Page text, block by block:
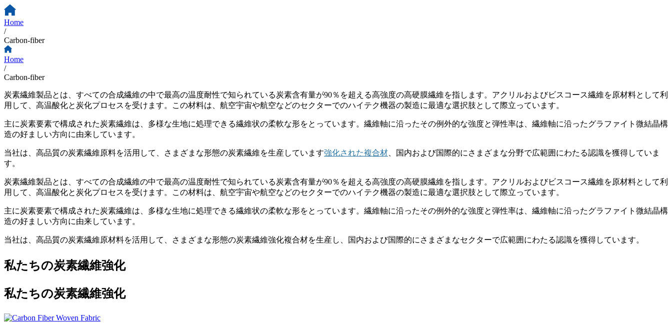
Home
/
Carbon-fiber
Home
/
Carbon-fiber
炭素繊維製品とは、すべての合成繊維の中で最高の温度耐性で知られている炭素含有量が90％を超える高強度の高硬膜繊維を指します。アクリルおよびビスコース繊維を原材料として利
用して、高温酸化と炭化プロセスを受けます。この材料は、航空宇宙や航空などのセクターでのハイテク機器の製造に最適な選択肢として際立っています。
主に炭素要素で構成された炭素繊維は、多様な生地に処理できる繊維状の柔軟な形をとっています。繊維軸に沿ったその例外的な強度と弾性率は、繊維軸に沿ったグラファイト微結晶構
造の好ましい方向に由来しています。
当社は、高品質の炭素繊維原料を活用して、さまざまな形態の炭素繊維を生産しています強化された複合材 、国内および国際的にさまざまな分野で広範囲にわたる認識を獲得していま
す。
炭素繊維製品とは、すべての合成繊維の中で最高の温度耐性で知られている炭素含有量が90％を超える高強度の高硬膜繊維を指します。アクリルおよびビスコース繊維を原材料として利
用して、高温酸化と炭化プロセスを受けます。この材料は、航空宇宙や航空などのセクターでのハイテク機器の製造に最適な選択肢として際立っています。
主に炭素要素で構成された炭素繊維は、多様な生地に処理できる繊維状の柔軟な形をとっています。繊維軸に沿ったその例外的な強度と弾性率は、繊維軸に沿ったグラファイト微結晶構
造の好ましい方向に由来しています。
当社は、高品質の炭素繊維原材料を活用して、さまざまな形態の炭素繊維強化複合材を生産し、国内および国際的にさまざまなセクターで広範囲にわたる認識を獲得しています。
私たちの炭素繊維強化
私たちの炭素繊維強化